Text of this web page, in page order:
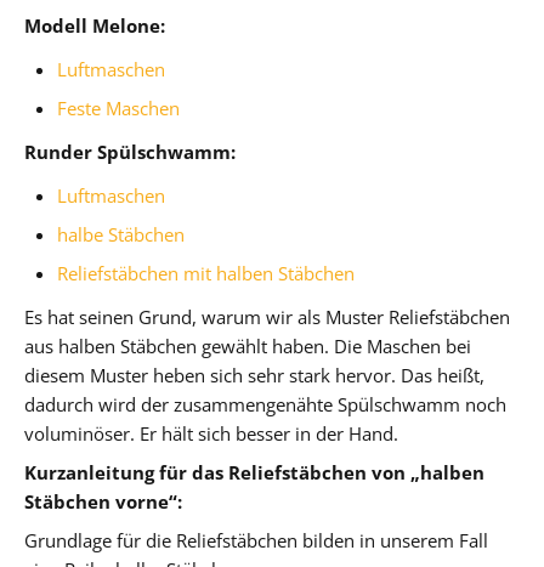
Modell Melone:
Luftmaschen
Feste Maschen
Runder Spülschwamm:
Luftmaschen
halbe Stäbchen
Reliefstäbchen mit halben Stäbchen
Es hat seinen Grund, warum wir als Muster Reliefstäbchen
aus halben Stäbchen gewählt haben. Die Maschen bei
diesem Muster heben sich sehr stark hervor. Das heißt,
dadurch wird der zusammengenähte Spülschwamm noch
voluminöser. Er hält sich besser in der Hand.
Kurzanleitung für das Reliefstäbchen von „halben
Stäbchen vorne“:
Grundlage für die Reliefstäbchen bilden in unserem Fall